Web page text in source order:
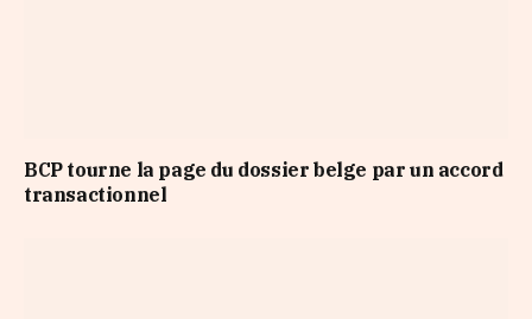
BCP tourne la page du dossier belge par un accord
transactionnel